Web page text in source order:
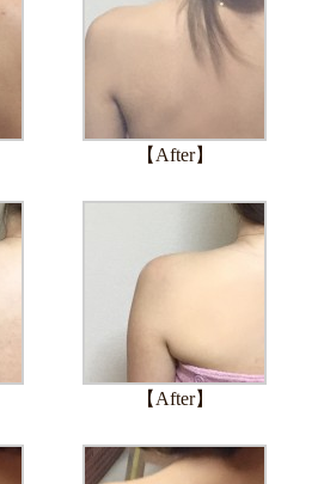
【After】
【After】